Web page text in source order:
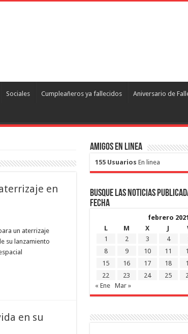
Sociales Cumpleañeros ya fallecidos Aniversario de
en
un aterrizaje
su lanzamiento
en su
Amigos en Linea
155 Usuarios En linea
Busque las noticias
fecha
febrero 2021
L
M X J
1
2 3 4
8
9 10 11
15
16 17 18
22
23 24 25
« Ene
Mar »